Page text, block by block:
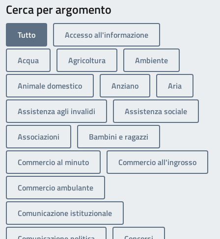
Cerca per argomento
Tutto Accesso all'informazione
Acqua Agricoltura Ambiente
Animale domestico Anziano Aria
Assistenza agli invalidi Assistenza sociale
Associazioni Bambini e ragazzi
Commercio al minuto Commercio all'ingrosso
Commercio ambulante
Comunicazione istituzionale